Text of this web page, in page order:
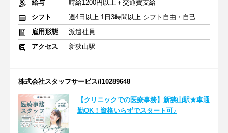
給与
時給1200円以上＋交通費支給
シフト
週4日以上 1日3時間以上 シフト自由・自己申告
雇用形態
派遣社員
アクセス
新狭山駅
株式会社スタッフサービス/I10289648
【クリニックでの医療事務】新狭山駅★車通
勤OK！資格いらずでスタート可♪